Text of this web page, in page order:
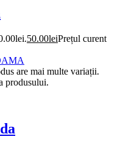
50.00leiPrețul curent
are mai multe variații.
produsului.